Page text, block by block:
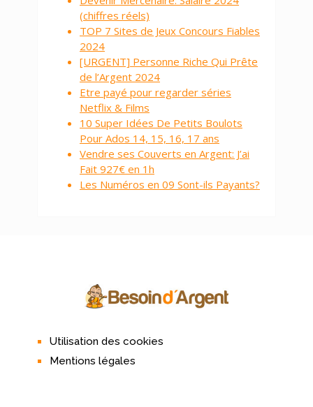
Utilisation des cookies
Mentions légales